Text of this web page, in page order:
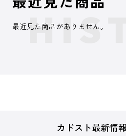
最近見た商品がありません。
カドスト最新情